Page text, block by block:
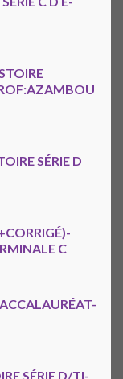
SÉRIE D
C
SÉRIE D/TI-